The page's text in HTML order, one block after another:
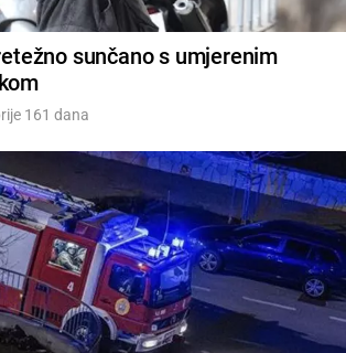
sunčano s umjerenim
161 dana